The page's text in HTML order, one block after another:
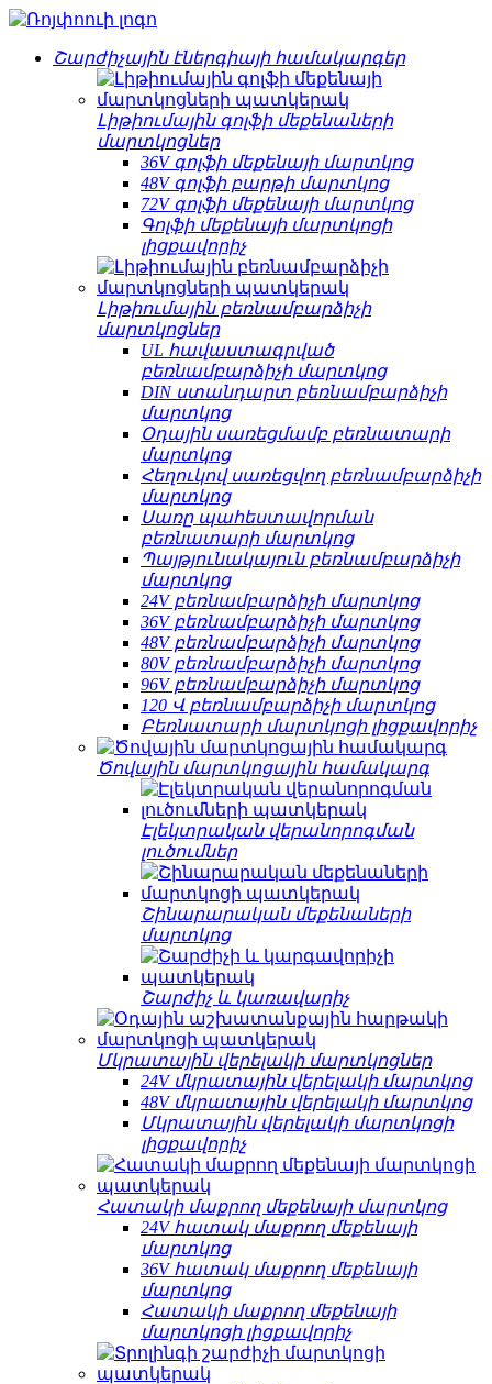
Շարժիչային էներգիայի համակարգեր
Լիթիումային գոլֆի մեքենաների
մարտկոցներ
36V գոլֆի մեքենայի մարտկոց
48V գոլֆի բարթի մարտկոց
72V գոլֆի մեքենայի մարտկոց
Գոլֆի մեքենայի մարտկոցի
լիցքավորիչ
Լիթիումային բեռնամբարձիչի
մարտկոցներ
UL հավաստագրված
բեռնամբարձիչի մարտկոց
DIN ստանդարտ բեռնամբարձիչի
մարտկոց
Օդային սառեցմամբ բեռնատարի
մարտկոց
Հեղուկով սառեցվող բեռնամբարձիչի
մարտկոց
Սառը պահեստավորման
բեռնատարի մարտկոց
Պայթյունակայուն բեռնամբարձիչի
մարտկոց
24V բեռնամբարձիչի մարտկոց
36V բեռնամբարձիչի մարտկոց
48V բեռնամբարձիչի մարտկոց
80V բեռնամբարձիչի մարտկոց
96V բեռնամբարձիչի մարտկոց
120 Վ բեռնամբարձիչի մարտկոց
Բեռնատարի մարտկոցի լիցքավորիչ
Ծովային մարտկոցային համակարգ
Էլեկտրական վերանորոգման
լուծումներ
Շինարարական մեքենաների
մարտկոց
Շարժիչ և կառավարիչ
Մկրատային վերելակի մարտկոցներ
24V մկրատային վերելակի մարտկոց
48V մկրատային վերելակի մարտկոց
Մկրատային վերելակի մարտկոցի
լիցքավորիչ
Հատակի մաքրող մեքենայի մարտկոց
24V հատակ մաքրող մեքենայի
մարտկոց
36V հատակ մաքրող մեքենայի
մարտկոց
Հատակի մաքրող մեքենայի
մարտկոցի լիցքավորիչ